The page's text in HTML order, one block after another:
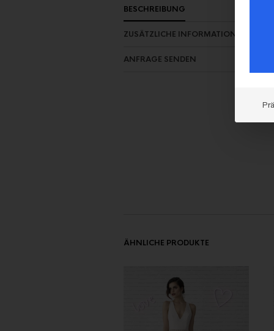
BESCHREIBUNG
ZUSÄTZLICHE INFORMATION
ANFRAGE SENDEN
ÄHNLICHE PRODUKTE